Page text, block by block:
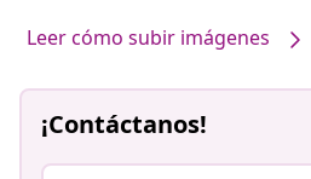
Leer cómo subir imágenes
¡Contáctanos!